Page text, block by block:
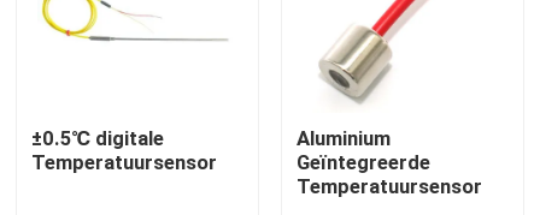
Neem contact met ons op
±0.5℃ digitale
Temperatuursensor
Aluminium
Geïntegreerde
Temperatuursensor